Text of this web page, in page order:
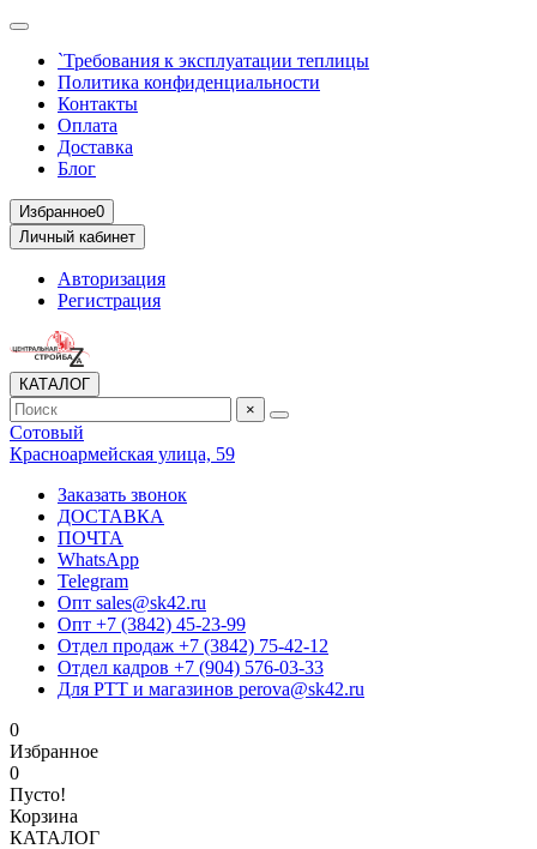
`Требования к эксплуатации теплицы
Политика конфиденциальности
Контакты
Оплата
Доставка
Блог
Избранное0
Личный кабинет
Авторизация
Регистрация
КАТАЛОГ
×
Сотовый
Красноармейская улица, 59
Заказать звонок
ДОСТАВКА
ПОЧТА
WhatsApp
Telegram
Опт sales@sk42.ru
Опт +7 (3842) 45-23-99
Отдел продаж +7 (3842) 75-42-12
Отдел кадров +7 (904) 576-03-33
Для РТТ и магазинов perova@sk42.ru
0
Избранное
0
Пусто!
Корзина
КАТАЛОГ